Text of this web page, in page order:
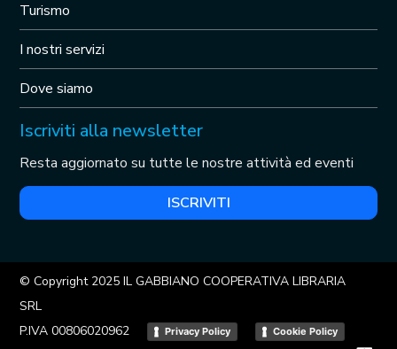
Turismo
I nostri servizi
Dove siamo
Iscriviti alla newsletter
Resta aggiornato su tutte le nostre attività ed eventi
ISCRIVITI
© Copyright 2025 IL GABBIANO COOPERATIVA LIBRARIA
SRL
P.IVA 00806020962
Privacy Policy Cookie Policy